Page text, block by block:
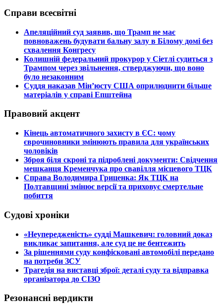
Справи всесвітні
​Апеляційний суд заявив, що Трамп не має
повноважень будувати бальну залу в Білому домі без
схвалення Конгресу
​Колишній федеральний прокурор у Сіетлі судиться з
Трампом через звільнення, стверджуючи, що воно
було незаконним
​Суддя наказав Мін’юсту США оприлюднити більше
матеріалів у справі Епштейна
Правовий акцент
​Кінець автоматичного захисту в ЄС: чому
єврочиновники змінюють правила для українських
чоловіків
​Зброя біля скроні та підроблені документи: Свідчення
мешканця Кременчука про свавілля місцевого ТЦК
​Справа Володимира Гриценка: Як ТЦК на
Полтавщині змінює версії та приховує смертельне
побиття
Судові хроніки
​«Неупередженість» судді Машкевич: головний доказ
викликає запитання, але суд це не бентежить
​За рішеннями суду конфісковані автомобілі передано
на потреби ЗСУ
​Трагедія на виставці зброї: деталі суду та відправка
організатора до СІЗО
Резонансні вердикти